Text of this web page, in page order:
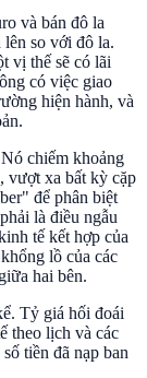
và bán đô la
lên so với đô la.
vị thế sẽ có lãi
có việc giao
hiện hành, và
chiếm khoảng
vượt xa bất kỳ cặp
để phân biệt
là điều ngẫu
tế kết hợp của
lồ của các
hai bên.
Tỷ giá hối đoái
theo lịch và các
tiền đã nạp ban